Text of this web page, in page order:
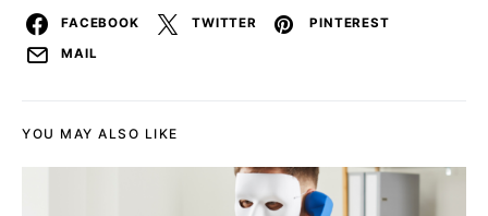
FACEBOOK TWITTER
PINTEREST
MAIL
YOU MAY ALSO LIKE